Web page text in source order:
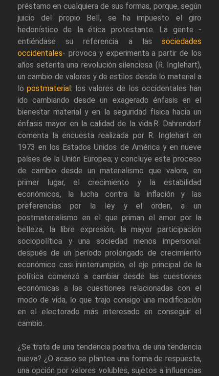
préstamo en cualquiera de sus formas, porque, según
juicio del propio Bell, se ha impuesto el giro
hedonístico de la ética protestante. La gente -
entiéndase su referencia a las sociedades
occidentales- provoca y experimenta a partir de los
años setenta una revolución silenciosa (R. Inglehart),
un cambio de valores y de estilos desde lo material a
lopostmaterial : los valores de los occidentales han
ido cambiando desde un exagerado énfasis en el
bienestar material y en la seguridad física hacia un
énfasis mayor en la calidad de la vida.R. Dahrendorf
comenta la encuesta realizada por R. Inglehart en
1973 en los Estados Unidos de América y en nueve
países de la Unión Europea; y concluye este proceso
de cambio desde un materialismo que valora, en
primer lugar, el crecimiento y la estabilidad
económicos, la lucha contra la inflación y las
preferencias por la ley y el orden, a un
postmaterialismo en el que priman el amor por la
belleza, la libre expresión, la mayor participación
sociopolítica y una sociedad menos impersonal:
después de un período prolongado de crecimiento
económico casi ininterrumpido, el eje principal de la
política comenzó a cambiar desde las cuestiones
económicas a las cuestiones relacionadas con el
modo de vida, lo que trajo consigo una modificación
en el electorado más interesado en conseguir el
cambio.
¿Se trata de una tendencia positiva, de una tendencia
nueva? ¿O acaso se plantea una forma de respuesta,
una opción por valores volubles, sujetos a influencias